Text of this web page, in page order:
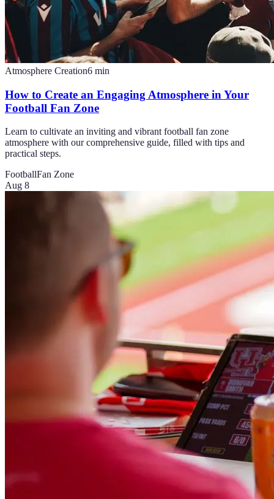
Atmosphere Creation6 min
How to Create an Engaging Atmosphere in Your
Football Fan Zone
Learn to cultivate an inviting and vibrant football fan zone
atmosphere with our comprehensive guide, filled with tips and
practical steps.
FootballFan Zone
Aug 8